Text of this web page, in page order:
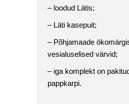
– loodud Lätis;
– Läti kasepuit;
– Põhjamaade
vesialuselised värvid;
– iga komplekt on
pappkarpi.